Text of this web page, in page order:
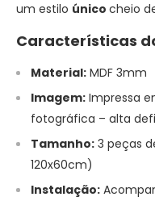
um estilo único cheio
Características
Material: MDF 3mm
Imagem: Impressa
fotográfica – alta
Tamanho: 3 peças
120x60cm)
Instalação: